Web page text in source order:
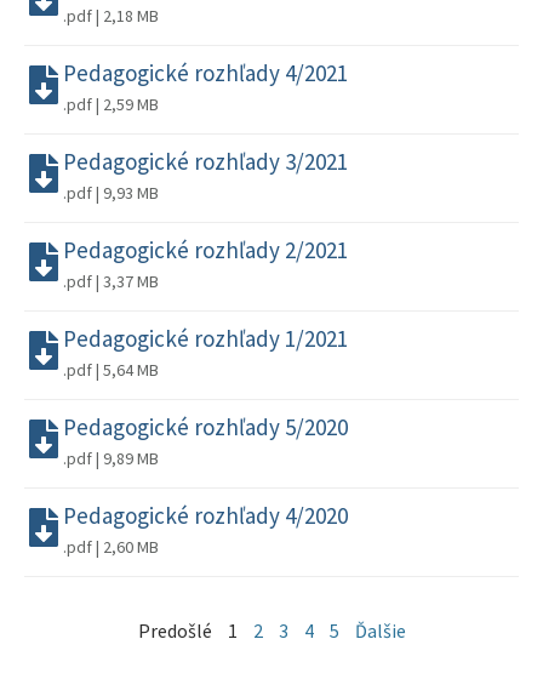
.pdf | 2,18 MB
Pedagogické rozhľady 4/2021
.pdf | 2,59 MB
Pedagogické rozhľady 3/2021
.pdf | 9,93 MB
Pedagogické rozhľady 2/2021
.pdf | 3,37 MB
Pedagogické rozhľady 1/2021
.pdf | 5,64 MB
Pedagogické rozhľady 5/2020
.pdf | 9,89 MB
Pedagogické rozhľady 4/2020
.pdf | 2,60 MB
Predošlé 1 2 3 4 5 Ďalšie